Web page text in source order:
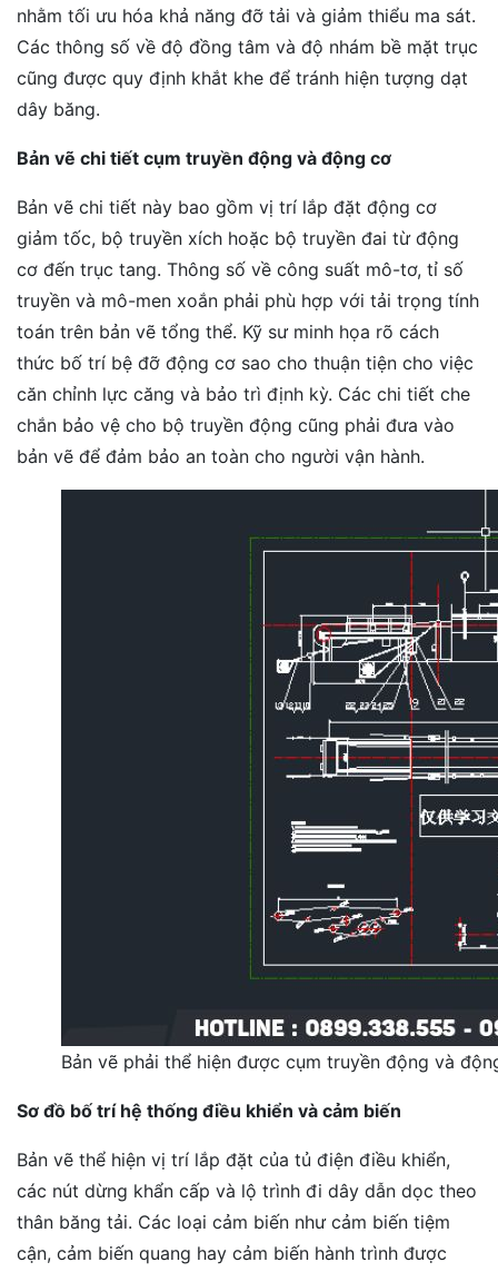
nhằm tối ưu hóa khả năng đỡ tải và giảm thiểu ma sát.
Các thông số về độ đồng tâm và độ nhám bề mặt trục
cũng được quy định khắt khe để tránh hiện tượng dạt
dây băng.
Bản vẽ chi tiết cụm truyền động và động cơ
Bản vẽ chi tiết này bao gồm vị trí lắp đặt động cơ
giảm tốc, bộ truyền xích hoặc bộ truyền đai từ động
cơ đến trục tang. Thông số về công suất mô-tơ, tỉ số
truyền và mô-men xoắn phải phù hợp với tải trọng tính
toán trên bản vẽ tổng thể. Kỹ sư minh họa rõ cách
thức bố trí bệ đỡ động cơ sao cho thuận tiện cho việc
căn chỉnh lực căng và bảo trì định kỳ. Các chi tiết che
chắn bảo vệ cho bộ truyền động cũng phải đưa vào
bản vẽ để đảm bảo an toàn cho người vận hành.
Bản vẽ phải thể hiện được cụm truyền động và
Sơ đồ bố trí hệ thống điều khiển và cảm biến
Bản vẽ thể hiện vị trí lắp đặt của tủ điện điều khiển,
các nút dừng khẩn cấp và lộ trình đi dây dẫn dọc theo
thân băng tải. Các loại cảm biến như cảm biến tiệm
cận, cảm biến quang hay cảm biến hành trình được